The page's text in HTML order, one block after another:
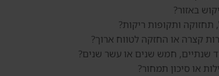
באזור?
ותקופות ריקות?
קצרה או החזקה לטווח ארוך?
שנתיים, חמש שנים או עשר שנים?
או סיכון תמחור?